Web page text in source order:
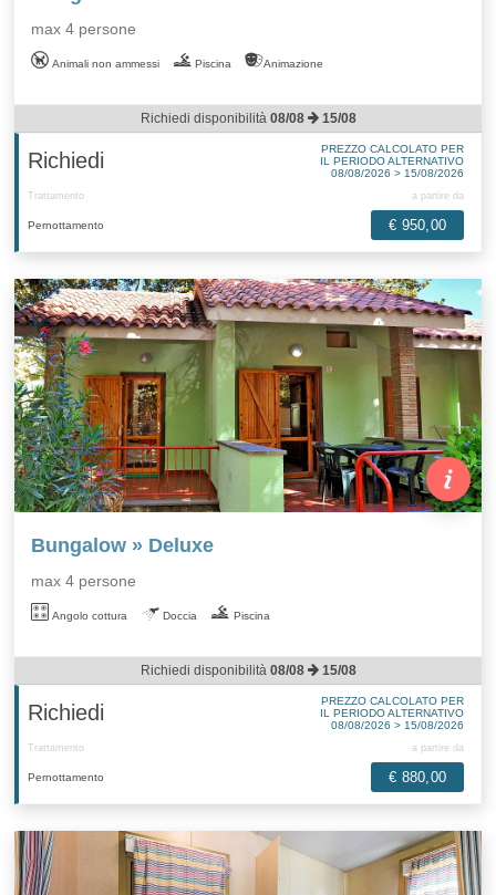
max 4 persone
Animali non ammessi Piscina Animazione
Richiedi disponibilità 08/08 15/08
Richiedi
PREZZO CALCOLATO PER
IL PERIODO ALTERNATIVO
08/08/2026 > 15/08/2026
Trattamento a partire da
Pernottamento € 950,00
Bungalow » Deluxe
max 4 persone
Angolo cottura Doccia Piscina
Richiedi disponibilità 08/08 15/08
Richiedi
PREZZO CALCOLATO PER
IL PERIODO ALTERNATIVO
08/08/2026 > 15/08/2026
Trattamento a partire da
Pernottamento € 880,00